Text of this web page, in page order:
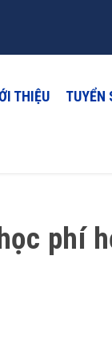
THIỆU TUYỂN
phí